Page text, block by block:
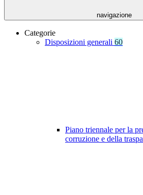
navigazione
Categorie
Disposizioni generali 60
Piano triennale per la
corruzione e della